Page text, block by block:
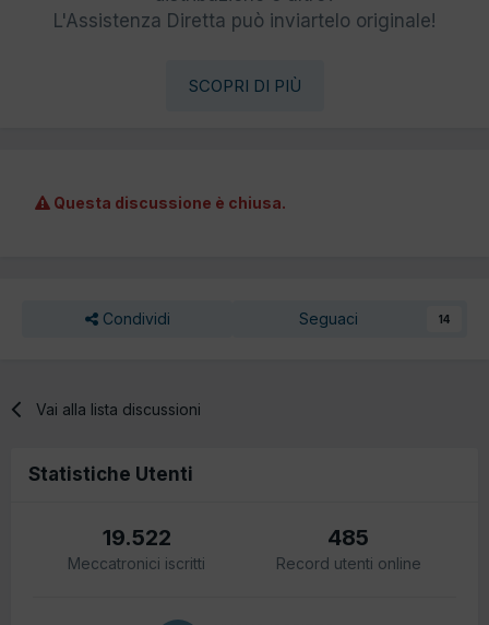
L'Assistenza Diretta può inviartelo originale!
SCOPRI DI PIÙ
Questa discussione è chiusa.
Condividi Seguaci 14
Vai alla lista discussioni
Statistiche Utenti
19.522
Meccatronici iscritti
485
Record utenti online